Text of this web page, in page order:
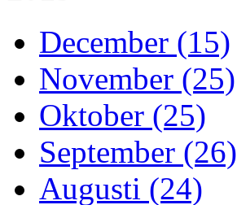
December (15)
November (25)
Oktober (25)
September (26)
Augusti (24)